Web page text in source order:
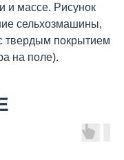
и массе. Рисунок
сельхозмашины,
твердым покрытием
на поле).